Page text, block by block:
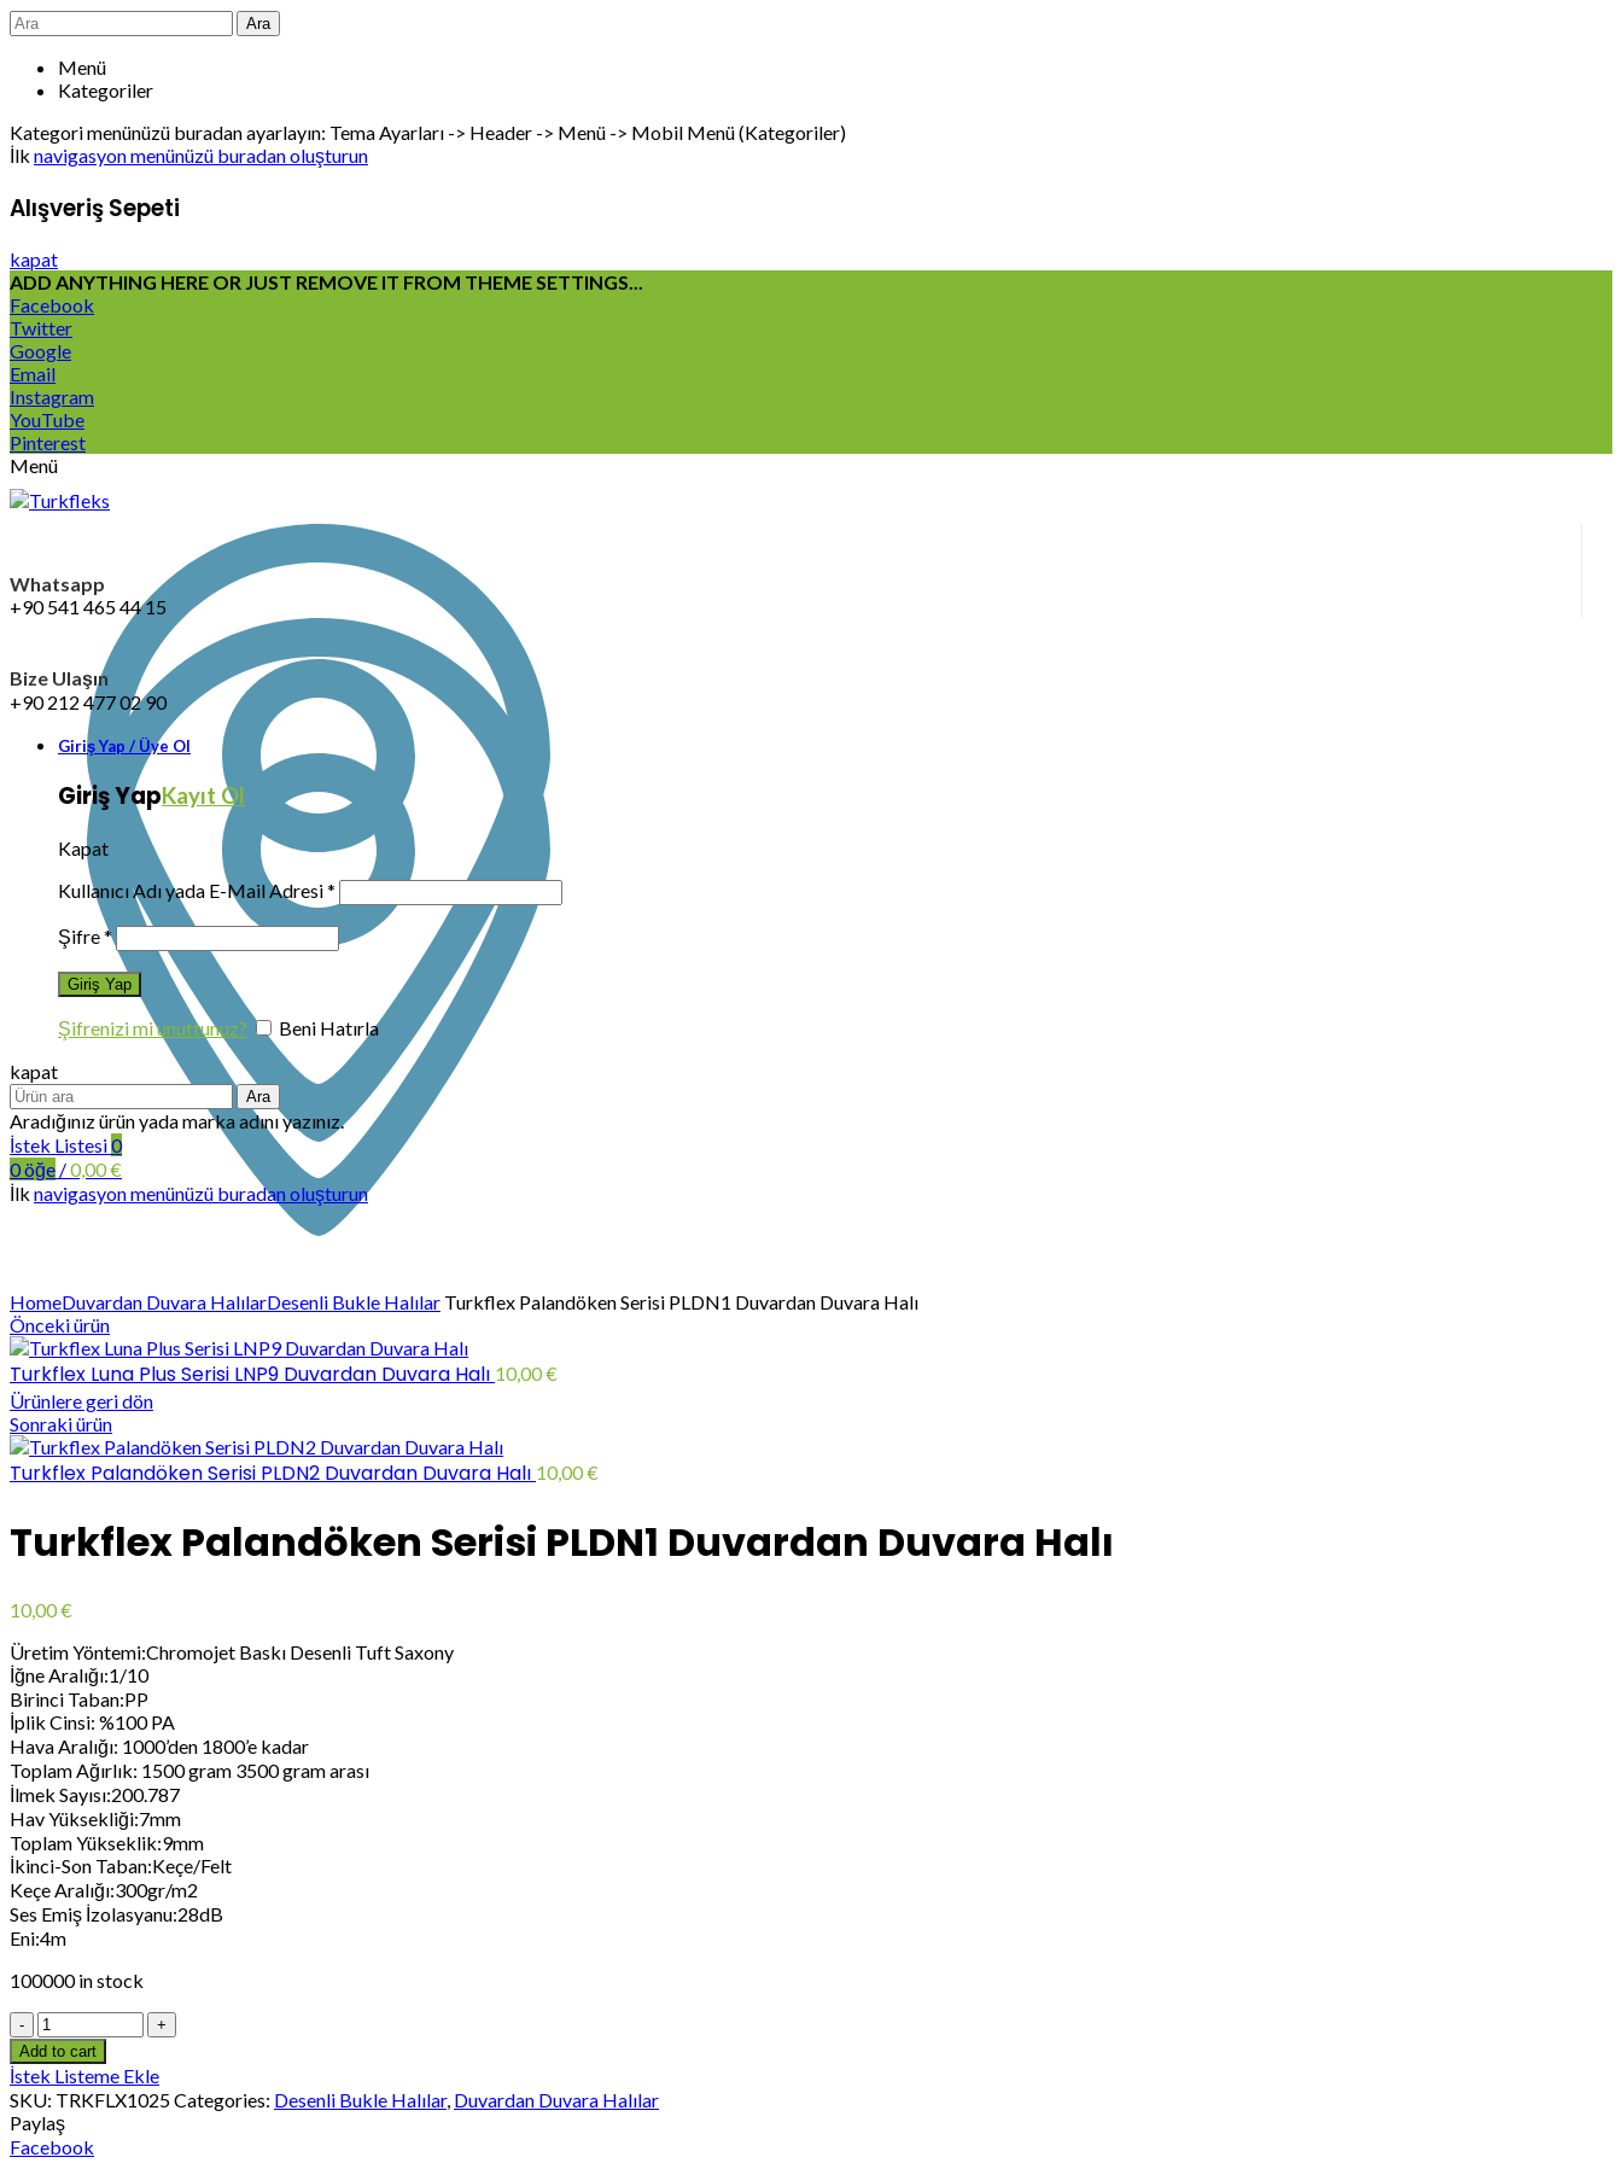
Ara
Menü
Kategoriler
Kategori menünüzü buradan ayarlayın: Tema Ayarları -> Header -> Menü -> Mobil Menü (Kategoriler)
İlk navigasyon menünüzü buradan oluşturun
Alışveriş Sepeti
kapat
ADD ANYTHING HERE OR JUST REMOVE IT FROM THEME SETTINGS...
Facebook
Twitter
Google
Email
Instagram
YouTube
Pinterest
Menü
Whatsapp
+90 541 465 44 15
Bize Ulaşın
+90 212 477 02 90
Giriş Yap / Üye Ol
Giriş YapKayıt Ol
Kapat
Kullanıcı Adı yada E-Mail Adresi*
Şifre*
Şifrenizi mi unuttunuz?
Beni Hatırla
kapat
Ara
Aradığınız ürün yada marka adını yazınız.
İstek Listesi0
0öğe /0,00€
İlk navigasyon menünüzü buradan oluşturun
HomeDuvardan Duvara HalılarDesenli Bukle Halılar Turkflex Palandöken Serisi PLDN1 Duvardan Duvara Halı
Önceki ürün
Turkflex Luna Plus Serisi LNP9 Duvardan Duvara Halı 10,00€
Ürünlere geri dön
Sonraki ürün
Turkflex Palandöken Serisi PLDN2 Duvardan Duvara Halı 10,00€
Turkflex Palandöken Serisi PLDN1 Duvardan Duvara Halı
10,00€
Üretim Yöntemi:Chromojet Baskı Desenli Tuft Saxony
İğne Aralığı:1/10
Birinci Taban:PP
İplik Cinsi: %100 PA
Hava Aralığı: 1000’den 1800’e kadar
Toplam Ağırlık: 1500 gram 3500 gram arası
İlmek Sayısı:200.787
Hav Yüksekliği:7mm
Toplam Yükseklik:9mm
İkinci-Son Taban:Keçe/Felt
Keçe Aralığı:300gr/m2
Ses Emiş İzolasyanu:28dB
Eni:4m
100000 in stock
Add to cart
İstek Listeme Ekle
SKU: TRKFLX1025Categories: Desenli Bukle Halılar, Duvardan Duvara Halılar
Paylaş
Facebook